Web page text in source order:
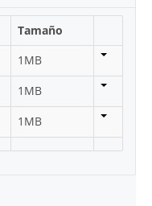
Tamaño
1MB
1MB
1MB